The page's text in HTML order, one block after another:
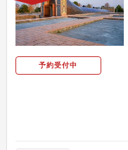
予約受付中